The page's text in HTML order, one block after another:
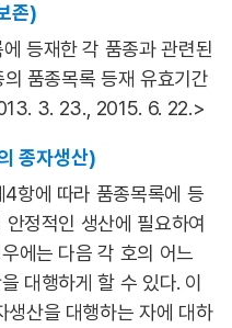
존)
등재한 각 품종과 관련된
품종목록 등재 유효기간
3. 23., 2015. 6. 22.>
종자생산)
항에 따라 품종목록에 등
정적인 생산에 필요하여
에는 다음 각 호의 어느
대행하게 할 수 있다. 이
생산을 대행하는 자에 대하